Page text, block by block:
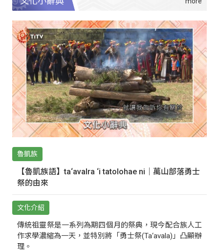
魯凱族
【魯凱族語】ta‘avalra ‘i tatolohae ni｜萬山部落勇士
祭的由來
文化介紹
傳統祖靈祭是一系列為期四個月的祭典，現今配合族人工
作求學濃縮為一天，並特別將「勇士祭(Ta‘avala)」凸顯辦
理。